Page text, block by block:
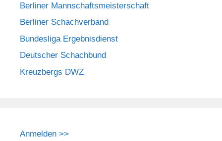
Berliner Mannschaftsmeisterschaft
Berliner Schachverband
Bundesliga Ergebnisdienst
Deutscher Schachbund
Kreuzbergs DWZ
Anmelden >>